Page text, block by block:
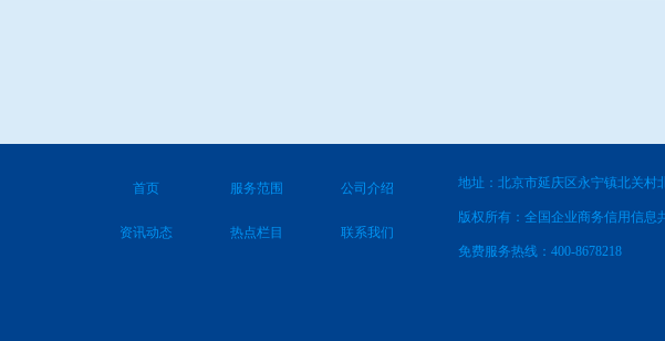
首页 服务范围 公司介绍
资讯动态 热点栏目 联系我们
地址：北京市延庆区永宁镇北关村
版权所有：全国企业商务信用信息
免费服务热线：400-8678218